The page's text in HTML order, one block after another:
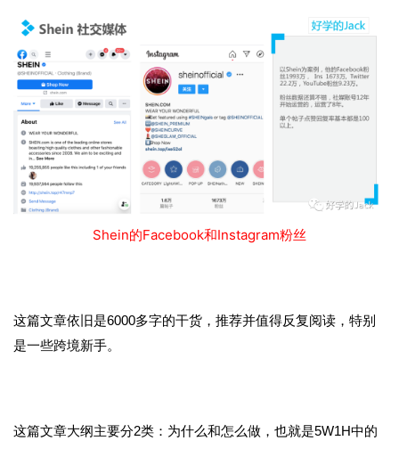
Shein的Facebook和Instagram粉丝
这篇文章依旧是6000多字的干货，推荐并值得反复阅读，特别
是一些跨境新手。
这篇文章大纲主要分2类：为什么和怎么做，也就是5W1H中的